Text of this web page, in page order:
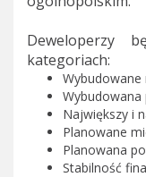
Deweloperzy
kategoriach:
Wybudowane
Wybudowana
Największy i
Planowane
Planowana
Stabilność